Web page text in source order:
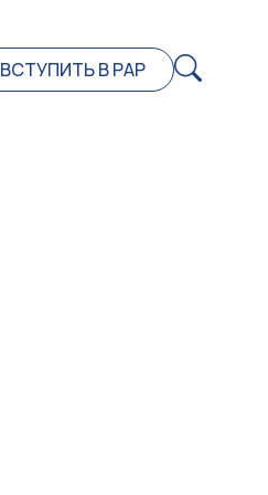
ВСТУПИТЬ В РАР